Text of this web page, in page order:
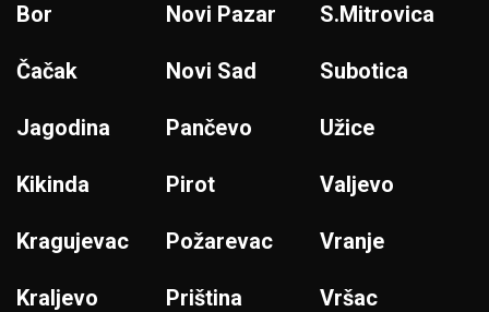
Bor
Čačak
Jagodina
Kikinda
Kragujevac
Kraljevo
Novi Pazar
Novi Sad
Pančevo
Pirot
Požarevac
Priština
S.Mitrovica
Subotica
Užice
Valjevo
Vranje
Vršac